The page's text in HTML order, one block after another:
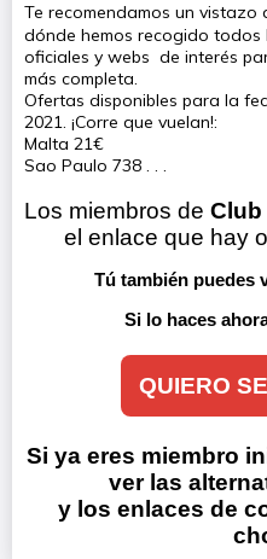
Te recomendamos un vistazo
dónde hemos recogido todos
oficiales y webs de interés
más completa.
Ofertas disponibles para la
2021. ¡Corre que vuelan!:
Malta 21€
Sao Paulo 738 . . .
Los miembros de Club
el enlace que hay
Tú también puedes
Si lo haces
QUIERO
Si ya eres miembro
ver las
y los enlaces de